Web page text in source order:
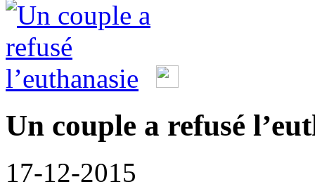
Un couple a refusé
17-12-2015